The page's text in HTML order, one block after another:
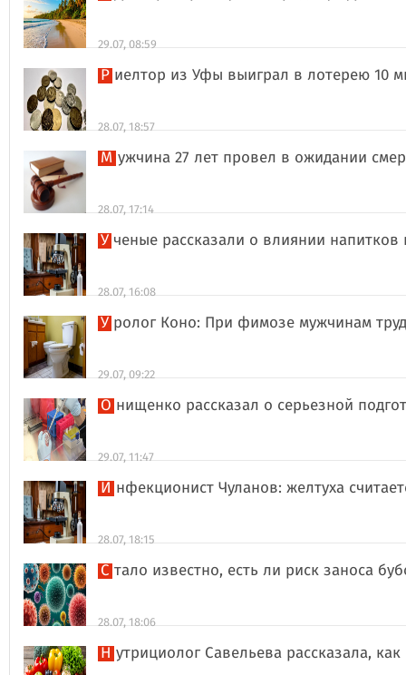
29.07, 08:59
Риелтор из Уфы выиграл в лотерею 10
28.07, 18:57
Мужчина 27 лет провел в ожидании
28.07, 17:14
Ученые рассказали о влиянии
28.07, 16:08
Уролог Коно: При фимозе мужчинам
29.07, 09:22
Онищенко рассказал о серьезной
29.07, 11:47
Инфекционист Чуланов: желтуха
28.07, 18:15
Стало известно, есть ли риск заноса
28.07, 18:06
Нутрициолог Савельева рассказала,